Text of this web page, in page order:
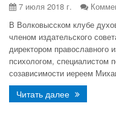
7 июля 2018 г.
В Волковысском клубе
членом издательского
директором православного
психологом, специалистом
созависимости иереем
Читать далее